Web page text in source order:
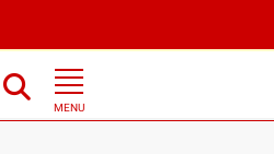
MENU
Pont de Chaumes - Montauban :